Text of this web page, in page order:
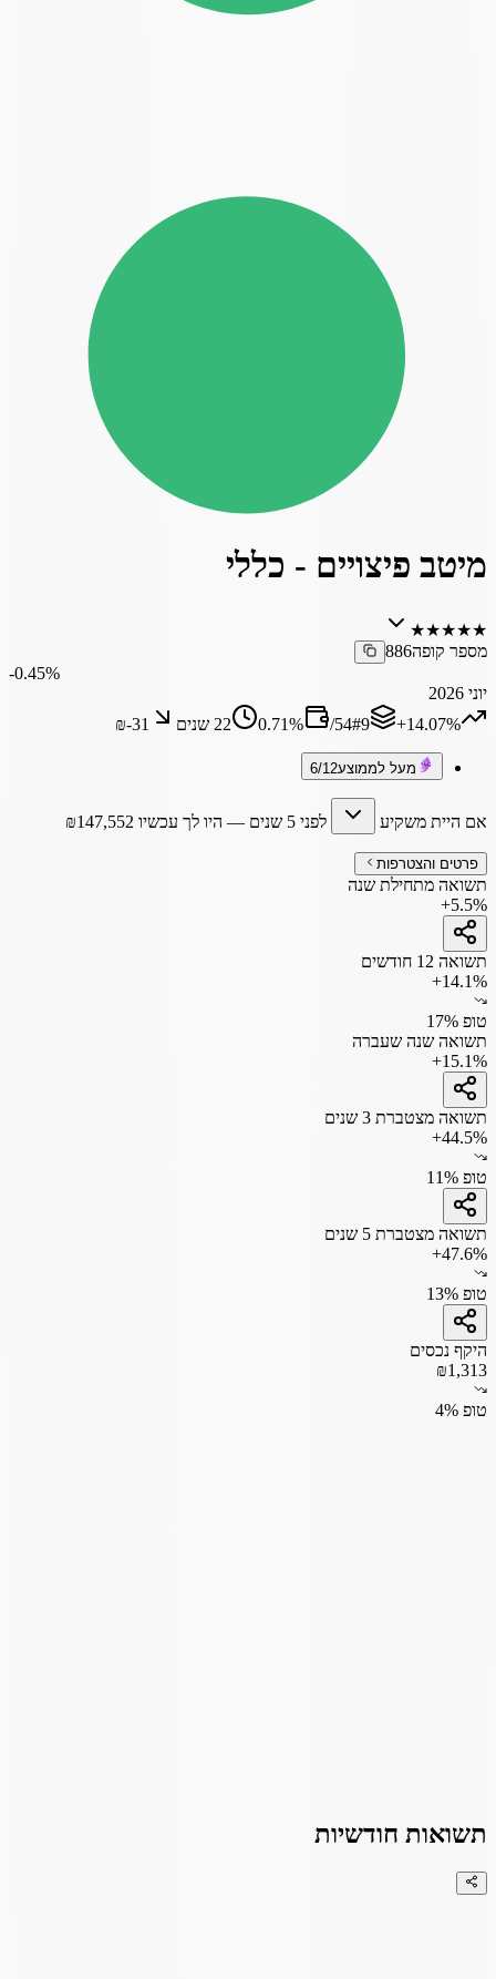
מיטב פיצויים - כללי
★
★
★
★
★
מספר קופה886
‎-0.45%
יוני 2026
‎+14.07%
#9
/54
0.71% 22 שנים ₪‎-31
מעל לממוצע6/12
אם היית משקיע לפני 5 שנים — היו לך עכשיו ₪147,552
פרטים והצטרפות
תשואה מתחילת שנה
+5.5%
תשואה 12 חודשים
+14.1%
טופ 17%
תשואה שנה שעברה
+15.1%
תשואה מצטברת 3 שנים
+44.5%
טופ 11%
תשואה מצטברת 5 שנים
+47.6%
טופ 13%
היקף נכסים
₪1,313
טופ 4%
תשואות חודשיות